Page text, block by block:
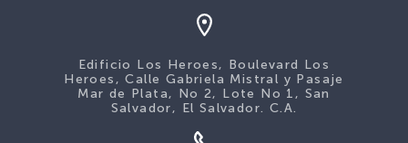
Edificio Los Heroes, Boulevard Los
Heroes, Calle Gabriela Mistral y Pasaje
Mar de Plata, No 2, Lote No 1, San
Salvador, El Salvador. C.A.